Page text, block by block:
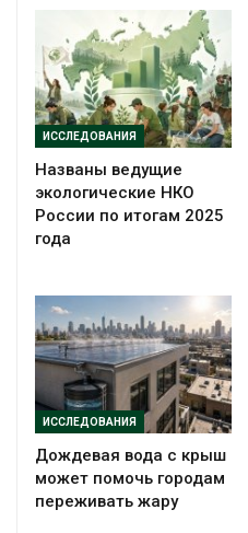
ИССЛЕДОВАНИЯ
Названы ведущие
экологические НКО
России по итогам 2025
года
ИССЛЕДОВАНИЯ
Дождевая вода с крыш
может помочь городам
переживать жару